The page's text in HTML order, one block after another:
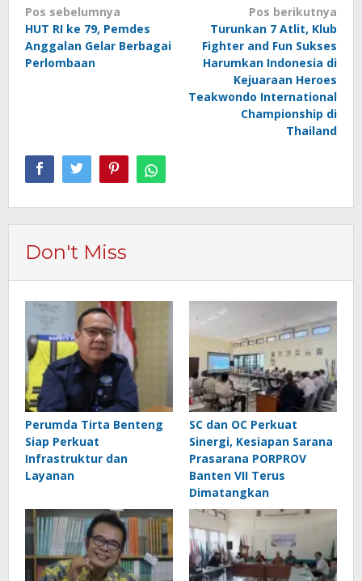
Navigasi
pos
Pos sebelumnya
HUT RI ke 79, Pemdes
Anggalan Gelar Berbagai
Perlombaan
Pos berikutnya
Turunkan 7 Atlit, Klub
Fighter and Fun Sukses
Harumkan Indonesia di
Kejuaraan Heroes
Teakwondo International
Championship di
Thailand
Don't Miss
Perumda Tirta Benteng
Siap Perkuat
Infrastruktur dan
Layanan
SC dan OC Perkuat
Sinergi, Kesiapan Sarana
Prasarana PORPROV
Banten VII Terus
Dimatangkan